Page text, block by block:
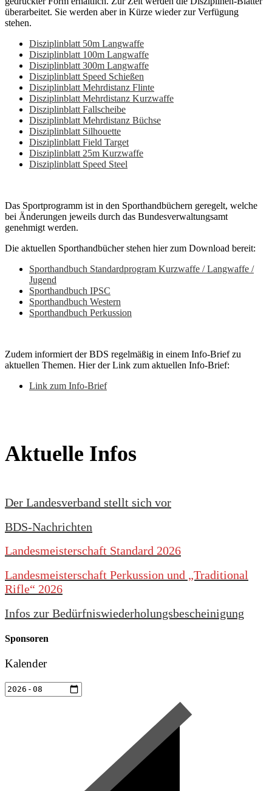
überarbeitet. Sie werden aber in Kürze wieder zur Verfügung
stehen.
Disziplinblatt 50m Langwaffe
Disziplinblatt 100m Langwaffe
Disziplinblatt 300m Langwaffe
Disziplinblatt Speed Schießen
Disziplinblatt Mehrdistanz Flinte
Disziplinblatt Mehrdistanz Kurzwaffe
Disziplinblatt Fallscheibe
Disziplinblatt Mehrdistanz Büchse
Disziplinblatt Silhouette
Disziplinblatt Field Target
Disziplinblatt 25m Kurzwaffe
Disziplinblatt Speed Steel
Das Sportprogramm ist in den Sporthandbüchern geregelt, welche
bei Änderungen jeweils durch das Bundesverwaltungsamt
genehmigt werden.
Die aktuellen Sporthandbücher stehen hier zum Download bereit:
Sporthandbuch Standardprogram Kurzwaffe / Langwaffe /
Jugend
Sporthandbuch IPSC
Sporthandbuch Western
Sporthandbuch Perkussion
Zudem informiert der BDS regelmäßig in einem Info-Brief zu
aktuellen Themen. Hier der Link zum aktuellen Info-Brief:
Link zum Info-Brief
Aktuelle Infos
Der Landesverband stellt sich vor
BDS-Nachrichten
Landesmeisterschaft Standard 2026
Landesmeisterschaft Perkussion und „Traditional
Rifle“ 2026
Infos zur Bedürfniswiederholungsbescheinigung
Sponsoren
Kalender